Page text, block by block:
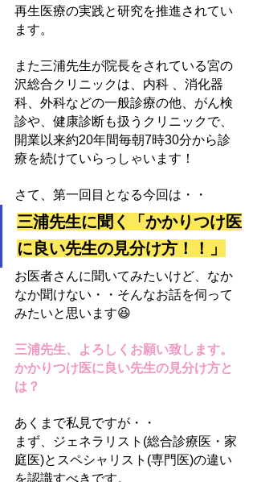
再生医療の実践と研究を推進されてい
ます。
また三浦先生が院長をされている宮の
沢総合クリニックは、内科 、消化器
科、外科などの一般診療の他、がん検
診や、健康診断も扱うクリニックで、
開業以来約20年間毎朝7時30分から診
療を続けていらっしゃいます！
さて、第一回目となる今回は・・
三浦先生に聞く「かかりつけ医
に良い先生の見分け方！！」
お医者さんに聞いてみたいけど、なか
なか聞けない・・そんなお話を伺って
みたいと思います😆
三浦先生、よろしくお願い致します。
かかりつけ医に良い先生の見分け方と
は？
あくまで私見ですが・・
まず、ジェネラリスト(総合診療医・家
庭医)とスペシャリスト(専門医)の違い
を認識すべきです。